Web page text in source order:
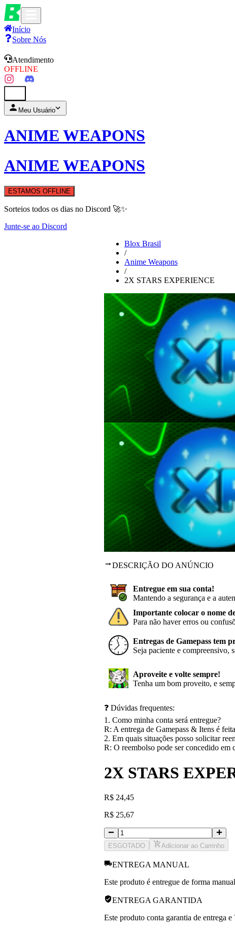
Início
Sobre Nós
Atendimento
OFFLINE
Meu Usuário
ANIME WEAPONS
ANIME WEAPONS
ESTAMOS OFFLINE
Sorteios todos os dias no Discord 🚀✨
Junte-se ao Discord
Blox Brasil
/
Anime Weapons
/
2X STARS EXPERIENCE
DESCRIÇÃO DO ANÚNCIO
Entregue em sua conta!
Mantendo a segurança e a
Importante colocar o nome
Para não haver erros ou
Entregas de Gamepass tem
Seja paciente e compreensivo,
Aproveite e volte sempre!
Tenha um bom proveito, e
❓ Dúvidas frequentes:
1. Como minha conta será entregue?
R: A entrega de Gamepass & Itens é
2. Em quais situações posso solicitar
R: O reembolso pode ser concedido em
2X STARS
R$ 24,45
R$ 25,67
ESGOTADO Adicionar ao Carrinho
ENTREGA MANUAL
Este produto é entregue de forma
ENTREGA GARANTIDA
Este produto conta garantia de entrega